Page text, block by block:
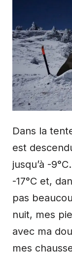
Dans la
est
jusqu’à -
-17°C et,
pas
nuit, mes
avec ma
mes